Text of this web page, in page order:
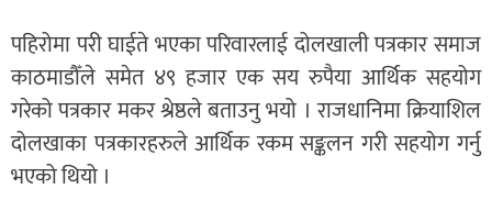
पहिरोमा परी घाईते भएका परिवारलाई दोलखाली पत्रकार समाज
काठमाडौँले समेत ४९ हजार एक सय रुपैया आर्थिक सहयोग
गरेको पत्रकार मकर श्रेष्ठले बताउनु भयो । राजधानिमा क्रियाशिल
दोलखाका पत्रकारहरुले आर्थिक रकम सङ्कलन गरी सहयोग गर्नु
भएको थियो ।